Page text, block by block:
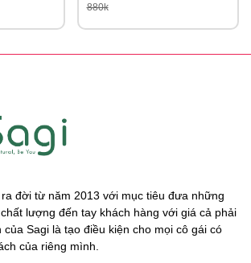
880k
đời từ năm 2013 với mục tiêu đưa những
lượng đến tay khách hàng với giá cả phải
Sagi là tạo điều kiện cho mọi cô gái có
của riêng mình.